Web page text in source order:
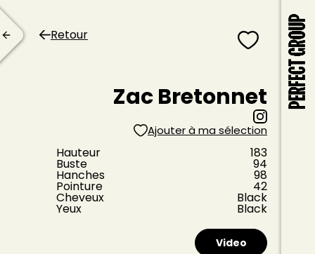
Retour
Zac Bretonnet
Ajouter à ma sélection
Hauteur 183
Buste 94
Hanches 98
Pointure 42
Cheveux Black
Yeux Black
Video